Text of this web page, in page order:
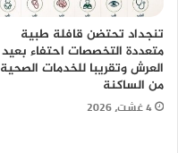
تنجداد تحتضن قافلة طبية
متعددة التخصصات احتفاء بعيد
العرش وتقريبا للخدمات الصحية
من الساكنة
4 غشت، 2026